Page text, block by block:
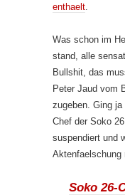
enthaelt
Was schon im
stand, alle
Bullshit, das
Peter Jaud vom
zugeben. Ging
Chef der Soko
suspendiert und
Aktenfaelschung
Soko 26-